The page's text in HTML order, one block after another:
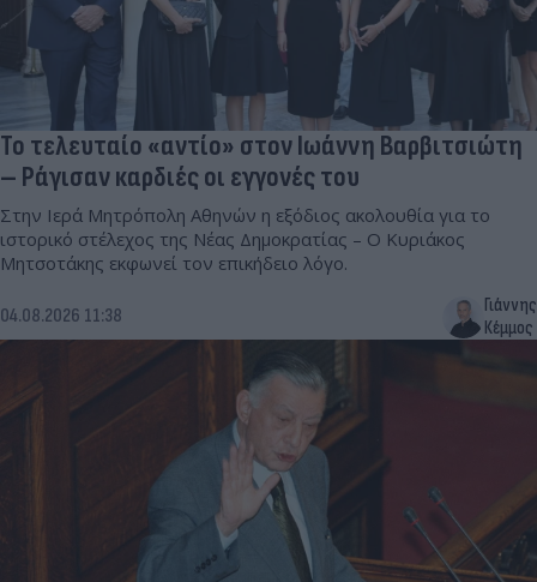
Το τελευταίο «αντίο» στον Ιωάννη Βαρβιτσιώτη
– Ράγισαν καρδιές οι εγγονές του
Στην Ιερά Μητρόπολη Αθηνών η εξόδιος ακολουθία για το
ιστορικό στέλεχος της Νέας Δημοκρατίας – Ο Κυριάκος
Μητσοτάκης εκφωνεί τον επικήδειο λόγο.
04.08.2026 11:38
Γιάννης
Κέμμος